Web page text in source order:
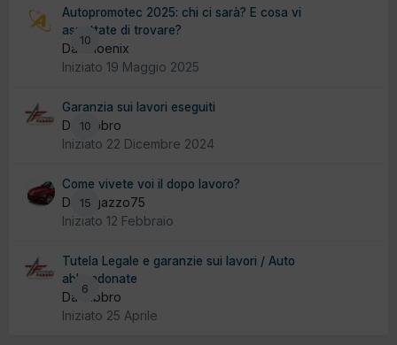
10
Autopromotec 2025: chi ci sarà? E cosa vi
aspettate di trovare?
Da Phoenix
Iniziato 19 Maggio 2025
10
Garanzia sui lavori eseguiti
Da fabbro
Iniziato 22 Dicembre 2024
15
Come vivete voi il dopo lavoro?
Da ragazzo75
Iniziato 12 Febbraio
6
Tutela Legale e garanzie sui lavori / Auto
abbandonate
Da fabbro
Iniziato 25 Aprile